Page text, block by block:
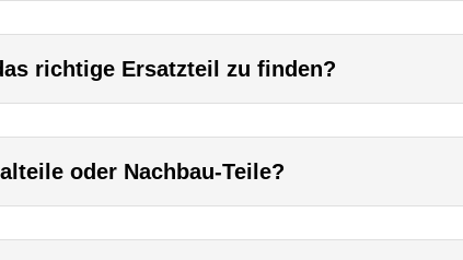
richtige Ersatzteil zu finden?
oder Nachbau-Teile?